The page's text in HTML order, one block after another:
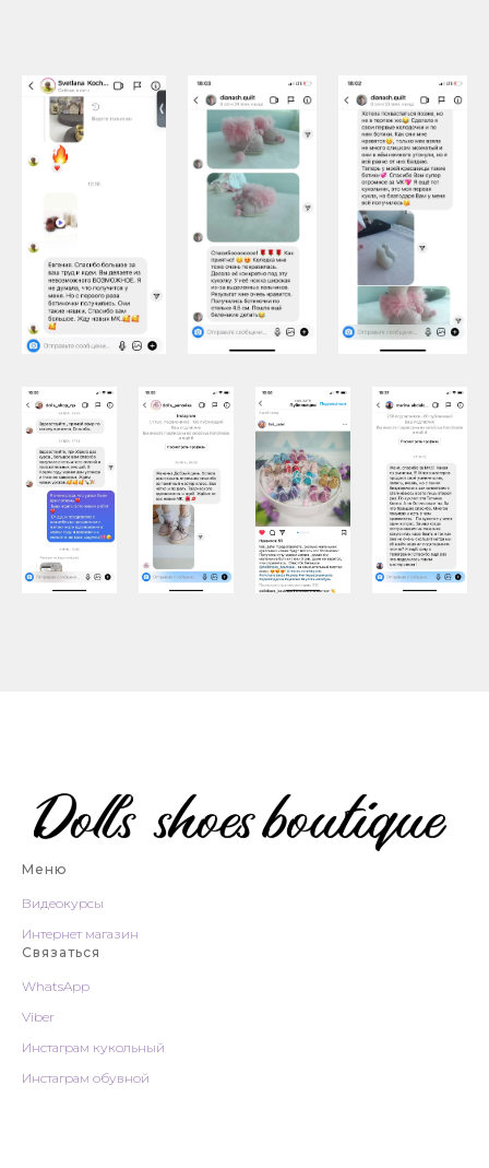
Меню
Видеокурсы
Интернет магазин
Связаться
WhatsApp
Viber
Инстаграм кукольный
Инстаграм обувной